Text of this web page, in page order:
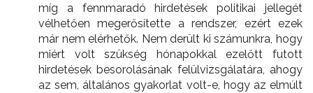
míg a fennmaradó hirdetések politikai jellegét
vélhetően megerősítette a rendszer, ezért ezek
már nem elérhetők. Nem derült ki számunkra, hogy
miért volt szükség hónapokkal ezelőtt futott
hirdetések besorolásának felülvizsgálatára, ahogy
az sem, általános gyakorlat volt-e, hogy az elmúlt